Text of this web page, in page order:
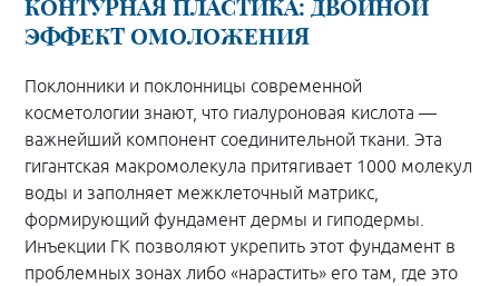
КОНТУРНАЯ ПЛАСТИКА: ДВОЙНОЙ
ЭФФЕКТ ОМОЛОЖЕНИЯ
Поклонники и поклонницы современной
косметологии знают, что гиалуроновая кислота —
важнейший компонент соединительной ткани. Эта
гигантская макромолекула притягивает 1000 молекул
воды и заполняет межклеточный матрикс,
формирующий фундамент дермы и гиподермы.
Инъекции ГК позволяют укрепить этот фундамент в
проблемных зонах либо «нарастить» его там, где это